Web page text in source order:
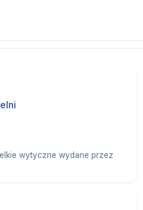
wytyczne wydane przez